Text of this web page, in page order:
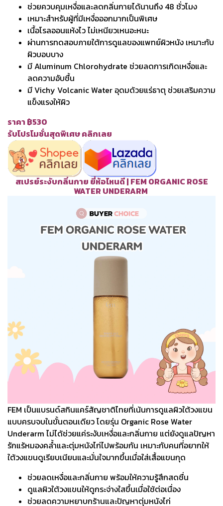
ช่วยควบคุมเหงื่อและลดกลิ่นกายได้นานถึง 48 ชั่วโมง
เหมาะสำหรับผู้ที่มีเหงื่อออกมากเป็นพิเศษ
เนื้อโรลออนแห้งไว ไม่เหนียวเหนอะหนะ
ผ่านการทดสอบภายใต้การดูแลของแพทย์ผิวหนัง เหมาะกับ
ผิวบอบบาง
มี Aluminum Chlorohydrate ช่วยลดการเกิดเหงื่อและ
ลดความอับชื้น
มี Vichy Volcanic Water อุดมด้วยแร่ธาตุ ช่วยเสริมความ
แข็งแรงให้ผิว
ราคา ฿530
รับโปรโมชั่นสุดพิเศษ คลิกเลย
สเปรย์ระงับกลิ่นกาย ยี่ห้อไหนดี | FEM ORGANIC ROSE
WATER UNDERARM
FEM เป็นแบรนด์สกินแคร์สัญชาติไทยที่เน้นการดูแลผิวใต้วงแขน
แบบครบจบในขั้นตอนเดียว โดยรุ่น Organic Rose Water
Underarm ไม่ได้ช่วยแค่ระงับเหงื่อและกลิ่นกาย แต่ยังดูแลปัญหา
รักแร้หมองคล้ำและตุ่มหนังไก่ไปพร้อมกัน เหมาะกับคนที่อยากให้
ใต้วงแขนดูเรียบเนียนและมั่นใจมากขึ้นเมื่อใส่เสื้อแขนกุด
ช่วยลดเหงื่อและกลิ่นกาย พร้อมให้ความรู้สึกสดชื่น
ดูแลผิวใต้วงแขนให้ดูกระจ่างใสขึ้นเมื่อใช้ต่อเนื่อง
ช่วยลดความหยาบกร้านและปัญหาตุ่มหนังไก่